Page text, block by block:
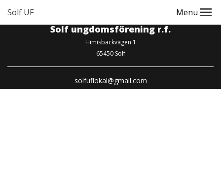
Solf UF Menu
Solf ungdomsförening r.f.
Himisbackvägen 1
65450 Solf
solfuflokal@gmail.com